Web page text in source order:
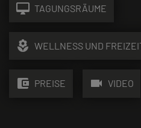
desktop_mac TAGUNGSRÄUME
local_florist WELLNESS UND
account_balance_wallet PREISE videocam VIDEO